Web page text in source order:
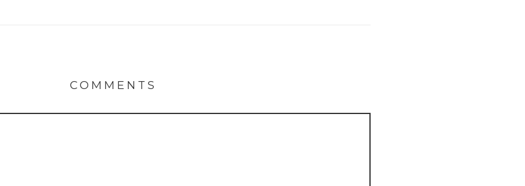
COMMENTS